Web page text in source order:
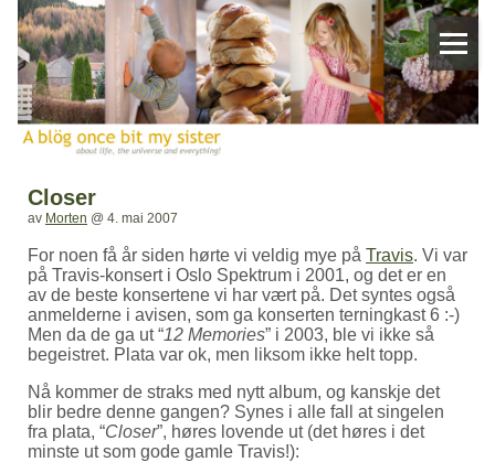
Closer
av Morten @ 4. mai 2007
For noen få år siden hørte vi veldig mye på Travis. Vi var
på Travis-konsert i Oslo Spektrum i 2001, og det er en
av de beste konsertene vi har vært på. Det syntes også
anmelderne i avisen, som ga konserten terningkast 6 :-)
Men da de ga ut “12 Memories” i 2003, ble vi ikke så
begeistret. Plata var ok, men liksom ikke helt topp.
Nå kommer de straks med nytt album, og kanskje det
blir bedre denne gangen? Synes i alle fall at singelen
fra plata, “Closer”, høres lovende ut (det høres i det
minste ut som gode gamle Travis!):